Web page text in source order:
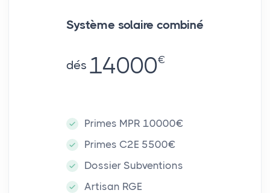
Système solaire combiné
dés 14000€
Primes MPR 10000€
Primes C2E 5500€
Dossier Subventions
Artisan RGE